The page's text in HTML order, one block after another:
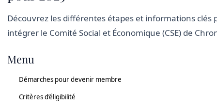
Découvrez les différentes étapes et informations clés
intégrer le Comité Social et Économique (CSE) de
Menu
Démarches pour devenir membre
Critères d’éligibilité